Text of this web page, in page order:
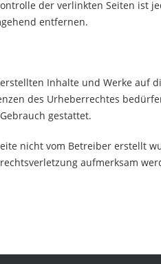
der verlinkten Seiten ist
entfernen.
Inhalte und Werke auf
des Urheberrechtes
gestattet.
nicht vom Betreiber erstellt
aufmerksam